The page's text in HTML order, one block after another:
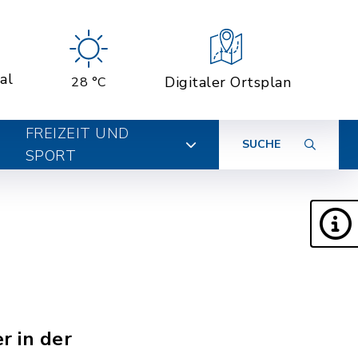
28 °C Digitaler Ortsplan
FREIZEIT UND
SPORT
SUCHE
in der